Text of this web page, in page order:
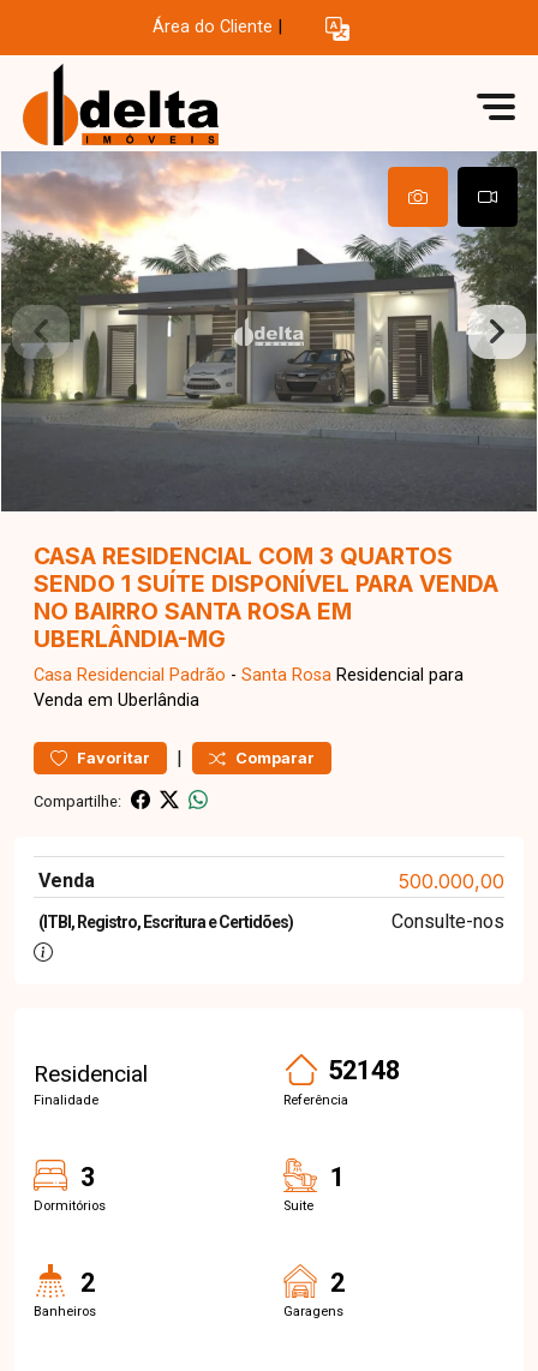
Área do Cliente
CASA RESIDENCIAL COM 3 QUARTOS
SENDO 1 SUÍTE DISPONÍVEL PARA VENDA
NO BAIRRO SANTA ROSA EM
UBERLÂNDIA-MG
Casa Residencial Padrão - Santa Rosa Residencial para
Venda em Uberlândia
Favoritar | Comparar
Compartilhe:
Venda 500.000,00
(ITBI, Registro, Escritura e Certidões) Consulte-nos
Residencial
Finalidade
52148
Referência
3
Dormitórios
1
Suite
2
Banheiros
2
Garagens